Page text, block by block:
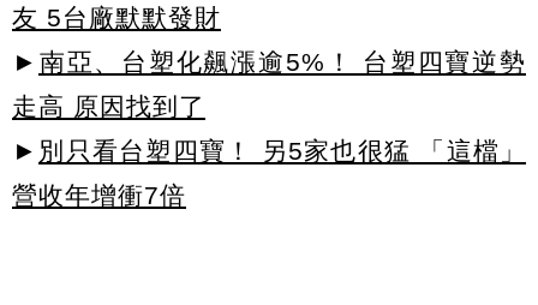
友 5台廠默默發財
► 南亞、台塑化飆漲逾5%！ 台塑四寶逆勢
走高 原因找到了
► 別只看台塑四寶！ 另5家也很猛 「這檔」
營收年增衝7倍